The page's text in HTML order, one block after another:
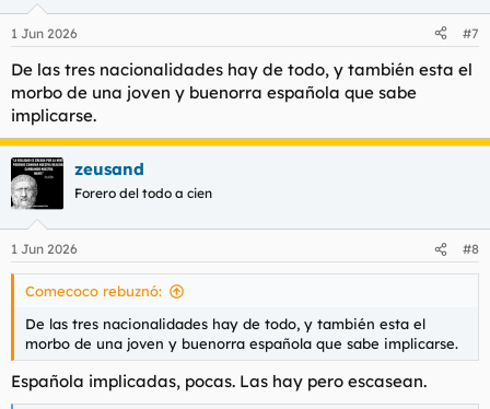
e
:
1 Jun 2026 #7
De las tres nacionalidades hay de todo, y también esta el
morbo de una joven y buenorra española que sabe
implicarse.
zeusand
Forero del todo a cien
1 Jun 2026 #8
Comecoco rebuznó:
De las tres nacionalidades hay de todo, y también esta el
morbo de una joven y buenorra española que sabe implicarse.
Española implicadas, pocas. Las hay pero escasean.